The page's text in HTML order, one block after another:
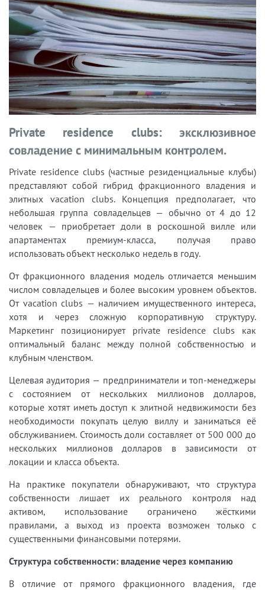
Private residence clubs: эксклюзивное
совладение с минимальным контролем.
Private residence clubs (частные резиденциальные клубы)
представляют собой гибрид фракционного владения и
элитных vacation clubs. Концепция предполагает, что
небольшая группа совладельцев — обычно от 4 до 12
человек — приобретает доли в роскошной вилле или
апартаментах премиум-класса, получая право
использовать объект несколько недель в году.
От фракционного владения модель отличается меньшим
числом совладельцев и более высоким уровнем объектов.
От vacation clubs — наличием имущественного интереса,
хотя и через сложную корпоративную структуру.
Маркетинг позиционирует private residence clubs как
оптимальный баланс между полной собственностью и
клубным членством.
Целевая аудитория — предприниматели и топ-менеджеры
с состоянием от нескольких миллионов долларов,
которые хотят иметь доступ к элитной недвижимости без
необходимости покупать целую виллу и заниматься её
обслуживанием. Стоимость доли составляет от 500 000 до
нескольких миллионов долларов в зависимости от
локации и класса объекта.
На практике покупатели обнаруживают, что структура
собственности лишает их реального контроля над
активом, использование ограничено жёсткими
правилами, а выход из проекта возможен только с
существенными финансовыми потерями.
Структура собственности: владение через компанию
В отличие от прямого фракционного владения, где